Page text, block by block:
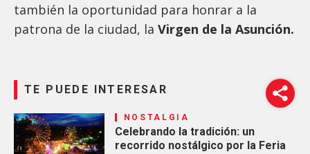
también la oportunidad para honrar a la
patrona de la ciudad, la Virgen de la Asunción.
TE PUEDE INTERESAR
NOSTALGIA
Celebrando la tradición: un
recorrido nostálgico por la Feria